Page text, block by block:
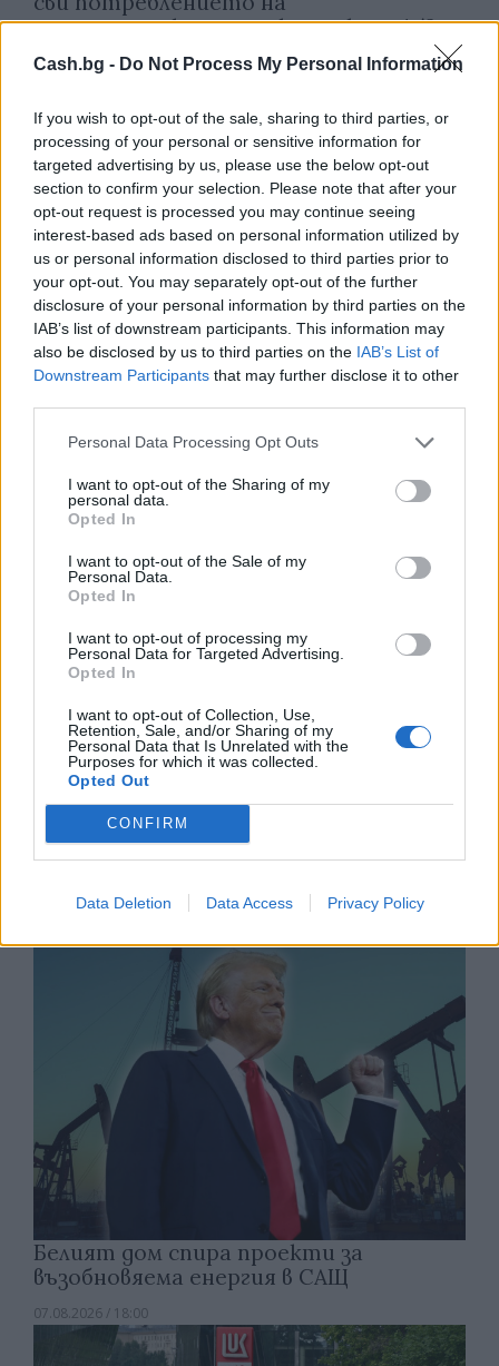
Cash.bg - Do Not Process My Personal Information
If you wish to opt-out of the sale, sharing to third parties, or
processing of your personal or sensitive information for
targeted advertising by us, please use the below opt-out
section to confirm your selection. Please note that after your
opt-out request is processed you may continue seeing
interest-based ads based on personal information utilized by
us or personal information disclosed to third parties prior to
your opt-out. You may separately opt-out of the further
disclosure of your personal information by third parties on the
IAB’s list of downstream participants. This information may
also be disclosed by us to third parties on the IAB’s List of
Downstream Participants that may further disclose it to other
Personal Data Processing Opt Outs
I want to opt-out of the Sharing of my
personal data.
Opted In
I want to opt-out of the Sale of my
Personal Data.
Opted In
I want to opt-out of processing my
Personal Data for Targeted Advertising.
Opted In
I want to opt-out of Collection, Use,
Retention, Sale, and/or Sharing of my
Personal Data that Is Unrelated with the
Purposes for which it was collected.
Opted Out
CONFIRM
Data Deletion Data Access Privacy Policy
туристическия продукт с около 1/3
09.08.2026 / 18:30
Потребителят има право сам да
избере кои плажни принадлежности да
09.08.2026 / 18:00
Природен газ от Кипър ще потече към
Европа през 2028 година
09.08.2026 / 17:30
Белият дом спира проекти за
възобновяема енергия в САЩ
07.08.2026 / 18:00